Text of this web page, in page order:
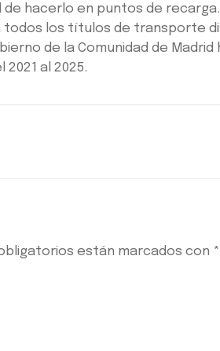
hacerlo en puntos de
los títulos de transporte
de la Comunidad de
2021 al 2025.
están marcados con *